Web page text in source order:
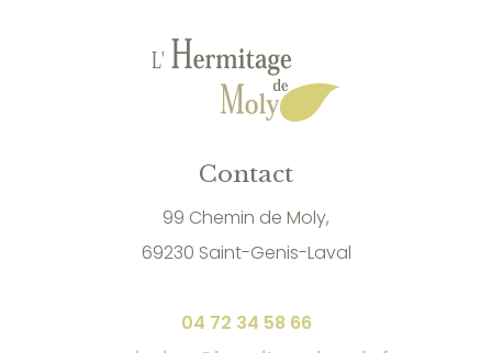
Contact
99 Chemin de Moly,
69230 Saint-Genis-Laval
04 72 34 58 66